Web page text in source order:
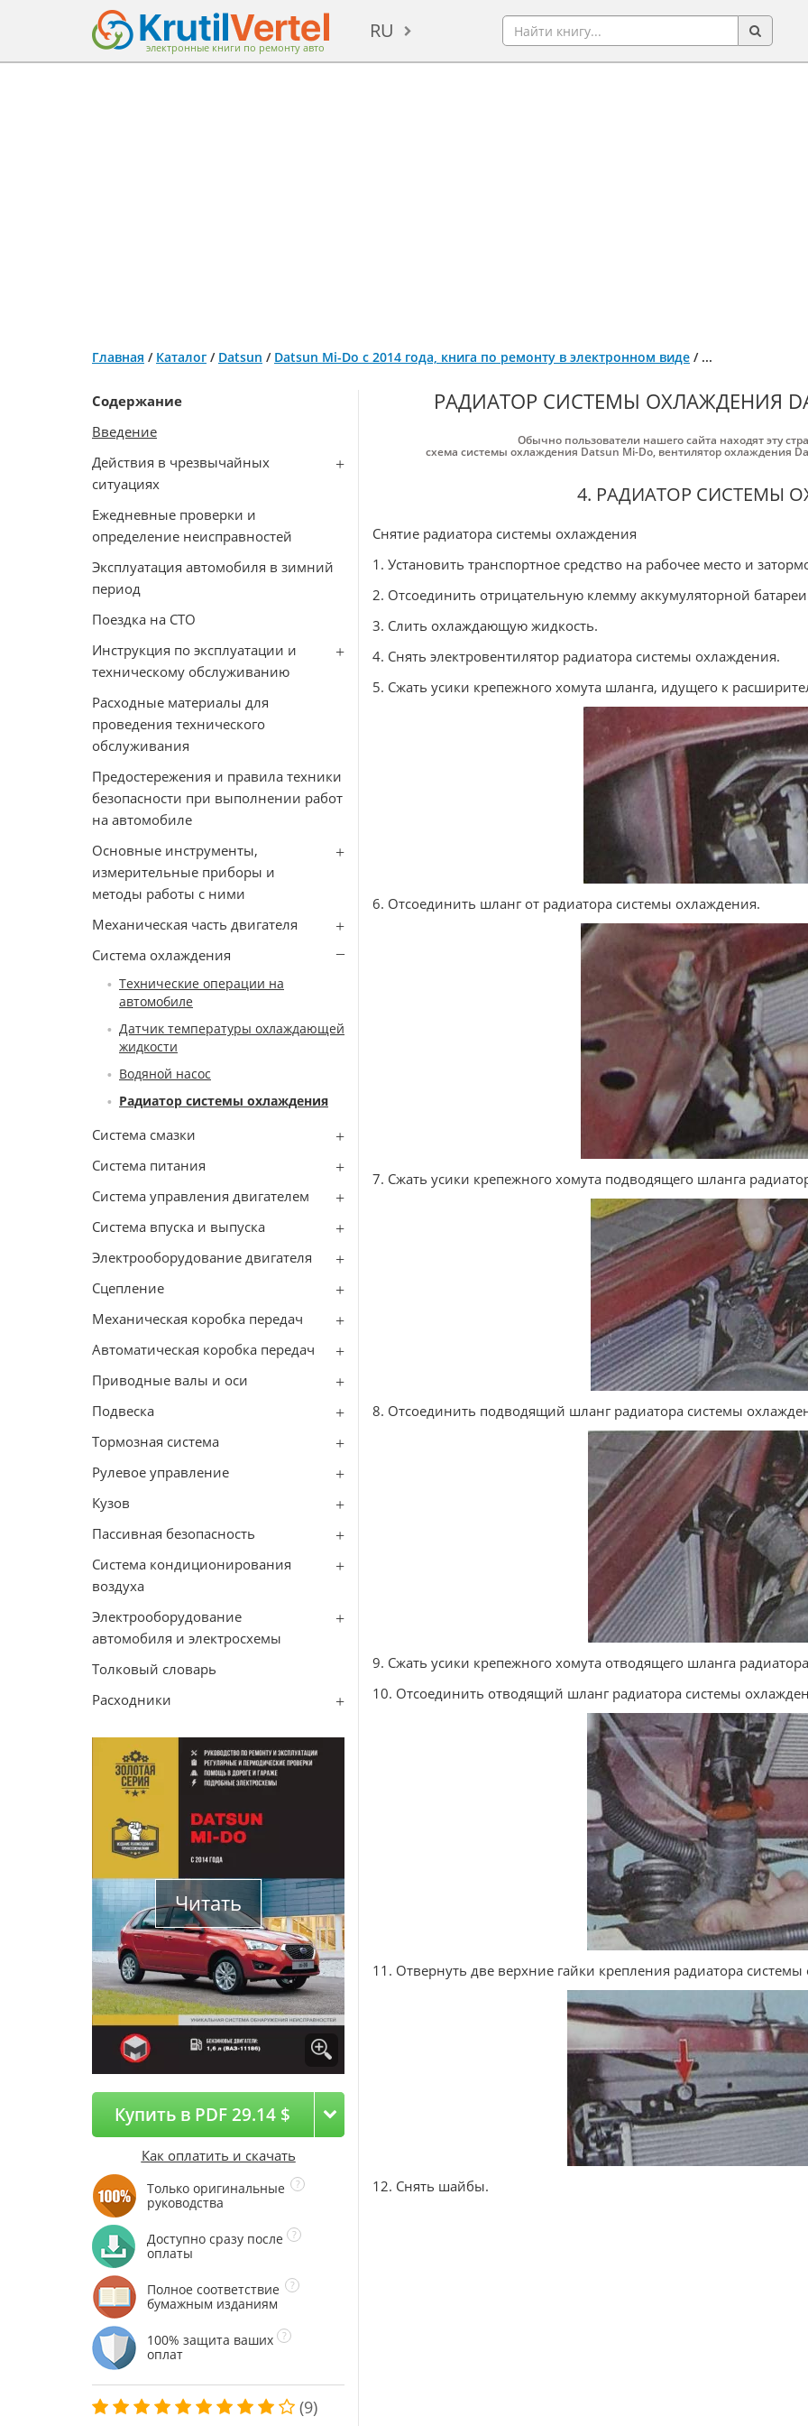
электронные книги по ремонту авто
RU
Главная / Каталог / Datsun / Datsun Mi-Do с 2014 года, книга по ремонту в электронном виде / ...
Содержание
Введение
Действия в чрезвычайных
ситуациях
Ежедневные проверки и
определение неисправностей
Эксплуатация автомобиля в зимний
период
Поездка на СТО
Инструкция по эксплуатации и
техническому обслуживанию
Расходные материалы для
проведения технического
обслуживания
Предостережения и правила техники
безопасности при выполнении работ
на автомобиле
Основные инструменты,
измерительные приборы и
методы работы с ними
Механическая часть двигателя
Система охлаждения
Технические операции на
автомобиле
Датчик температуры охлаждающей
жидкости
Водяной насос
Радиатор системы охлаждения
Система смазки
Система питания
Система управления двигателем
Система впуска и выпуска
Электрооборудование двигателя
Сцепление
Механическая коробка передач
Автоматическая коробка передач
Приводные валы и оси
Подвеска
Тормозная система
Рулевое управление
Кузов
Пассивная безопасность
Система кондиционирования
воздуха
Электрооборудование
автомобиля и электросхемы
Толковый словарь
Расходники
Читать
Купить в PDF 29.14 $
Как оплатить и скачать
Только оригинальные
руководства
Доступно сразу после
оплаты
Полное соответствие
бумажным изданиям
100% защита ваших
оплат
(9)
РАДИАТОР СИСТЕМЫ ОХЛАЖДЕНИЯ
Обычно пользователи нашего сайта находят эту
схема системы охлаждения Datsun Mi-Do, вентилятор охлаждения
4. РАДИАТОР СИСТЕМЫ
Снятие радиатора системы охлаждения
1. Установить транспортное средство на рабочее место и
2. Отсоединить отрицательную клемму аккумуляторной
3. Слить охлаждающую жидкость.
4. Снять электровентилятор радиатора системы охлаждения.
5. Сжать усики крепежного хомута шланга, идущего к
6. Отсоединить шланг от радиатора системы охлаждения.
7. Сжать усики крепежного хомута подводящего шланга
8. Отсоединить подводящий шланг радиатора системы
9. Сжать усики крепежного хомута отводящего шланга
10. Отсоединить отводящий шланг радиатора системы
11. Отвернуть две верхние гайки крепления радиатора
12. Снять шайбы.